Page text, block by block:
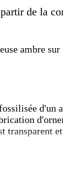
Twitter
de la
ambre sur
d'un
transparent